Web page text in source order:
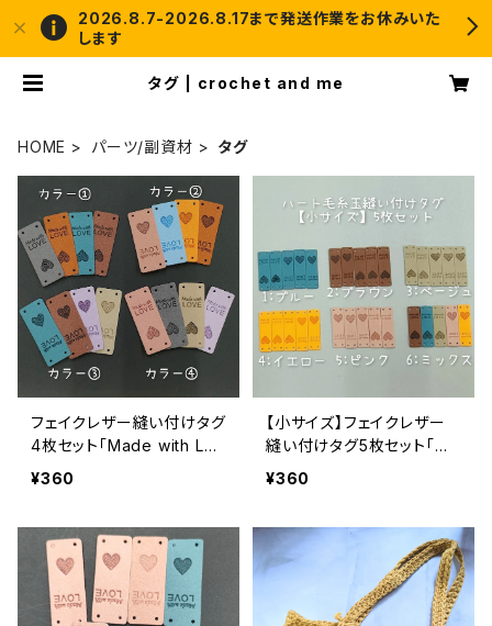
2026.8.7-2026.8.17まで発送作業をお休みいた
します
タグ | crochet and me
HOME パーツ/副資材 タグ
フェイクレザー縫い付けタグ
4枚セット「Made with LO
VE」＆ハート毛糸玉
¥360
【小サイズ】フェイクレザー
縫い付けタグ5枚セット「Ma
de with LOVE」＆ハート毛
¥360